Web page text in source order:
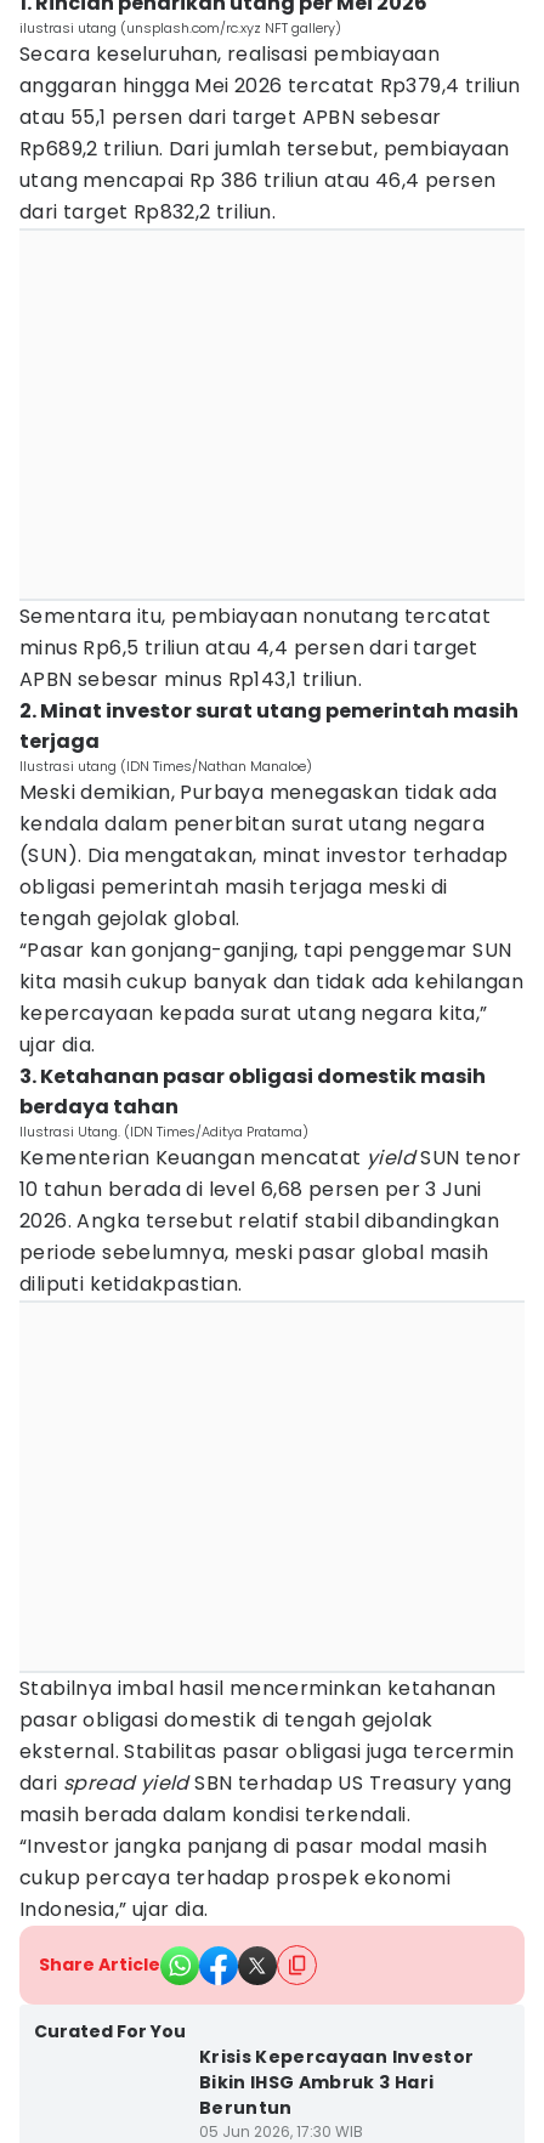
ilustrasi utang (unsplash.com/rc.xyz NFT gallery)
Secara keseluruhan, realisasi pembiayaan
anggaran hingga Mei 2026 tercatat Rp379,4 triliun
atau 55,1 persen dari target APBN sebesar
Rp689,2 triliun. Dari jumlah tersebut, pembiayaan
utang mencapai Rp 386 triliun atau 46,4 persen
dari target Rp832,2 triliun.
Sementara itu, pembiayaan nonutang tercatat
minus Rp6,5 triliun atau 4,4 persen dari target
APBN sebesar minus Rp143,1 triliun.
2. Minat investor surat utang pemerintah masih
terjaga
Ilustrasi utang (IDN Times/Nathan Manaloe)
Meski demikian, Purbaya menegaskan tidak ada
kendala dalam penerbitan surat utang negara
(SUN). Dia mengatakan, minat investor terhadap
obligasi pemerintah masih terjaga meski di
tengah gejolak global.
“Pasar kan gonjang-ganjing, tapi penggemar SUN
kita masih cukup banyak dan tidak ada kehilangan
kepercayaan kepada surat utang negara kita,”
ujar dia.
3. Ketahanan pasar obligasi domestik masih
berdaya tahan
Ilustrasi Utang. (IDN Times/Aditya Pratama)
Kementerian Keuangan mencatat yieldSUN tenor
10 tahun berada di level 6,68 persen per 3 Juni
2026. Angka tersebut relatif stabil dibandingkan
periode sebelumnya, meski pasar global masih
diliputi ketidakpastian.
Stabilnya imbal hasil mencerminkan ketahanan
pasar obligasi domestik di tengah gejolak
eksternal. Stabilitas pasar obligasi juga tercermin
dari spread yieldSBN terhadap US Treasury yang
masih berada dalam kondisi terkendali.
“Investor jangka panjang di pasar modal masih
cukup percaya terhadap prospek ekonomi
Indonesia,” ujar dia.
Share Article
Curated For You
Krisis Kepercayaan Investor
Bikin IHSG Ambruk 3 Hari
Beruntun
05 Jun 2026, 17:30 WIB